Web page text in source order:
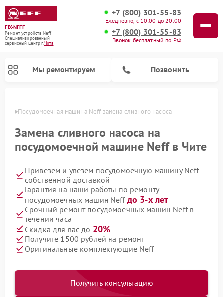
FIX-NEFF
Ремонт устройств Neff
Специализированный
cервисный центр г.Чита
+7 (800) 301-55-83
Ежедневно, с 10:00 до 20:00
+7 (800) 301-55-83
Звонок бесплатный по РФ
Мы ремонтируем Позвонить
Посудомоечная машина Neff замена сливного насоса
Замена сливного насоса на
посудомоечной машине Neff в Чите
Привезем и увезем посудомоечную машину Neff
собственной доставкой
Гарантия на наши работы по ремонту
посудомоечных машин Neff до 3-х лет
Срочный ремонт посудомоечных машин Neff в
течении часа
Скидка для вас до 20%
Получите 1500 рублей на ремонт
Оригинальные комплектующие Neff
Получить консультацию